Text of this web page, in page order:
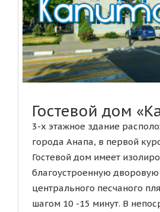
Гостевой дом
3-х этажное здание
города Анапа, в первой
Гостевой дом имеет
благоустроенную
центрального песчаного
шагом 10 -15 минут. В